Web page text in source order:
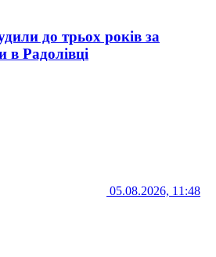
до трьох років за
в Радолівці
05.08.2026, 11:48